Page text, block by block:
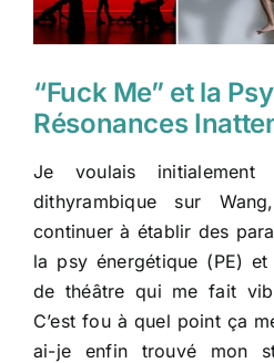
“Fuck Me” et la
Résonances
Je voulais
dithyrambique sur
continuer à établir des
la psy énergétique (PE)
de théâtre qui me fait
C’est fou à quel point ça
ai-je enfin trouvé mon